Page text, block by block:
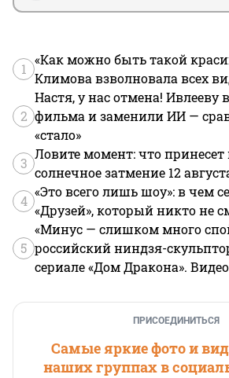
1
«Как можно быть такой
Климова взволновала всех
2
Настя, у нас отмена! Ивлееву
фильма и заменили ИИ —
«стало»
3
Ловите момент: что
солнечное затмение 12
4
«Это всего лишь шоу»: в чем
«Друзей», который никто не
5
«Минус — слишком много
российский ниндзя-
сериале «Дом Дракона». Видео
ПРИСОЕДИНИТЬСЯ
Самые яркие фото и
наших группах в